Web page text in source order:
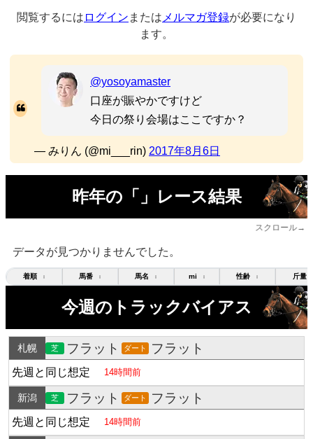
閲覧するには ログイン または メルマガ登録が必要になり
ます。
@yosoyamaster
口座が賑やかですけど
今日の祭り会場はここですか？
— みりん (@mi___rin) 2017年8月6日
昨年の「」レース結果
スクロール→
データが見つかりませんでした。
着順 ↕ 馬番 ↕ 馬名 ↕ mi ↕ 性齢 ↕ 斤量
今週のトラックバイアス
札幌 芝 フラット ダート フラット
先週と同じ想定 14時間前
新潟 芝 フラット ダート フラット
先週と同じ想定 14時間前